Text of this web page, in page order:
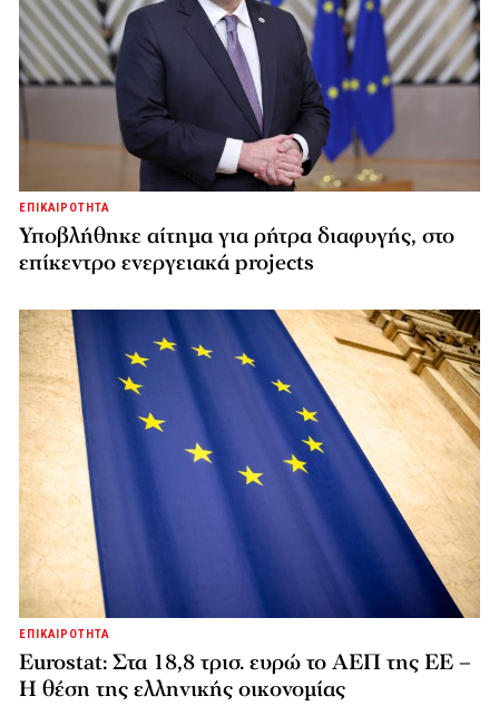
ΕΠΙΚΑΙΡΟΤΗΤΑ
Υποβλήθηκε αίτημα για ρήτρα διαφυγής, στο
επίκεντρο ενεργειακά projects
ΕΠΙΚΑΙΡΟΤΗΤΑ
Eurostat: Στα 18,8 τρισ. ευρώ το ΑΕΠ της ΕΕ –
Η θέση της ελληνικής οικονομίας